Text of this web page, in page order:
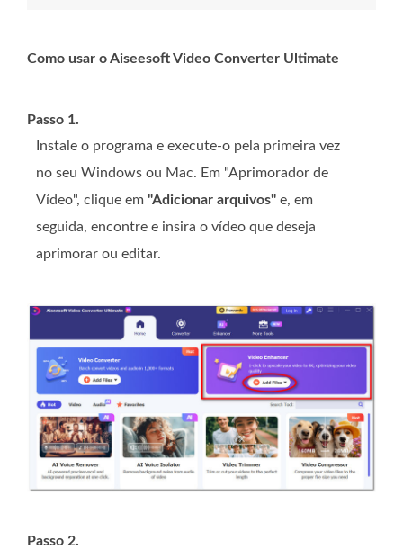
Como usar o Aiseesoft Video Converter Ultimate
Passo 1.
Instale o programa e execute-o pela primeira vez
no seu Windows ou Mac. Em "Aprimorador de
Vídeo", clique em "Adicionar arquivos" e, em
seguida, encontre e insira o vídeo que deseja
aprimorar ou editar.
Passo 2.